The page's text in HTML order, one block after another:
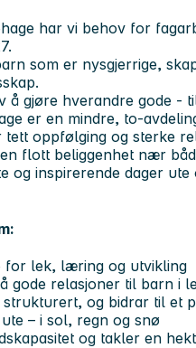
har vi behov for
som er nysgjerrige,
å gjøre hverandre gode -
er en mindre, to-
oppfølging og sterke
en flott beliggenhet nær
og inspirerende dager ute
for lek, læring og utvikling
gode relasjoner til barn i
og bidrar til et
– i sol, regn og snø
og takler en